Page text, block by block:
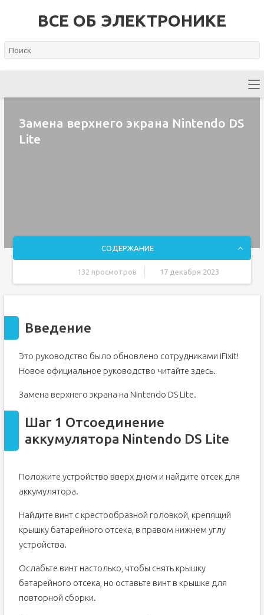
ВСЕ ОБ ЭЛЕКТРОНИКЕ
Замена верхнего экрана Nintendo DS
Lite
СОДЕРЖАНИЕ
132 просмотров 17 декабря 2023
Шаг 2
Шаг 4. Разборка нижнего корпуса Nintendo DS Lite
Шаг 5
Шаг 6
Шаг 8 Материнская плата
Шаг 9
Шаг 11
Шаг 12 Верхний экран
Шаг 15
Шаг 17
Шаг 18
Введение
Это руководство было обновлено сотрудниками iFixit!
Новое официальное руководство читайте здесь.
Замена верхнего экрана на Nintendo DS Lite.
Шаг 1 Отсоединение
аккумулятора Nintendo DS Lite
Положите устройство вверх дном и найдите отсек для
аккумулятора.
Найдите винт с крестообразной головкой, крепящий
крышку батарейного отсека, в правом нижнем углу
устройства.
Ослабьте винт настолько, чтобы снять крышку
батарейного отсека, но оставьте винт в крышке для
повторной сборки.